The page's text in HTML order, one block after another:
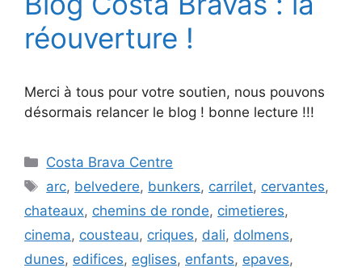
réouverture !
Merci à tous pour votre soutien, nous pouvons
désormais relancer le blog ! bonne lecture !!!
Catégories
Costa Brava Centre
Étiquettes
arc, belvedere, bunkers, carrilet, cervantes,
chateaux, chemins de ronde, cimetieres,
cinema, cousteau, criques, dali, dolmens,
dunes, edifices, eglises, enfants, epaves,